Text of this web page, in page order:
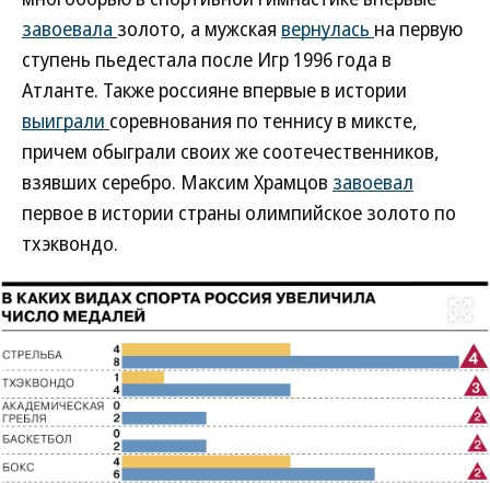
завоевала золото, а мужская вернулась на первую
ступень пьедестала после Игр 1996 года в
Атланте. Также россияне впервые в истории
выиграли соревнования по теннису в миксте,
причем обыграли своих же соотечественников,
взявших серебро. Максим Храмцов завоевал
первое в истории страны олимпийское золото по
тхэквондо.